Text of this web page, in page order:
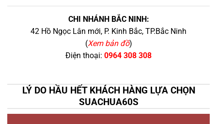
CHI NHÁNH BẮC NINH:
42 Hồ Ngọc Lân mới, P. Kinh Bắc, TP.Bắc Ninh
(Xem bản đồ)
Điện thoại: 0964 308 308
LÝ DO HẦU HẾT KHÁCH HÀNG LỰA CHỌN
SUACHUA60S